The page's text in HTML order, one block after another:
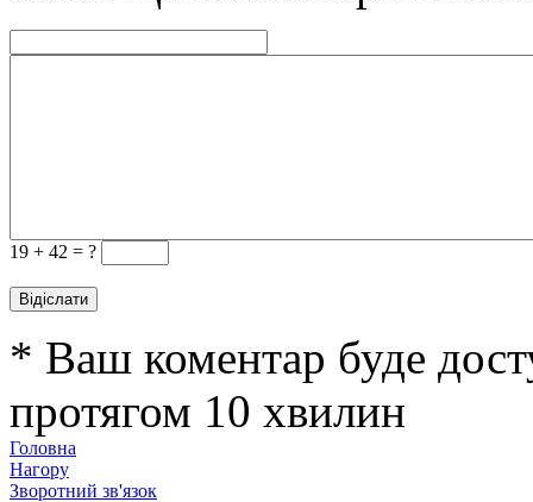
19 + 42 = ?
* Ваш коментар буде
протягом 10 хвилин
Головна
Нагору
Зворотний зв'язок